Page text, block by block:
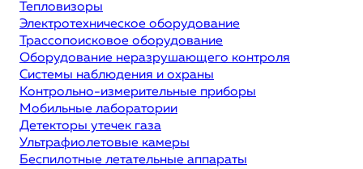
Тепловизоры
Электротехническое оборудование
Трассопоисковое оборудование
Оборудование неразрушающего контроля
Системы наблюдения и охраны
Контрольно-измерительные приборы
Мобильные лаборатории
Детекторы утечек газа
Ультрафиолетовые камеры
Беспилотные летательные аппараты